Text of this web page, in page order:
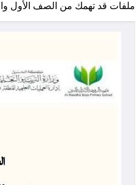
ملفات قد تهمك من الصف الأول